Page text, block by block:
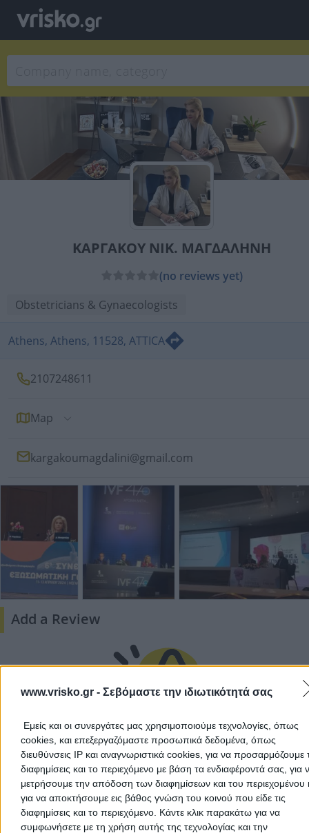
www.vrisko.gr - Σεβόμαστε την ιδιωτικότητά σας
Εμείς και οι συνεργάτες μας χρησιμοποιούμε τεχνολογίες, όπως
cookies, και επεξεργαζόμαστε προσωπικά δεδομένα, όπως
διευθύνσεις IP και αναγνωριστικά cookies, για να προσαρμόζουμε
διαφημίσεις και το περιεχόμενο με βάση τα ενδιαφέροντά σας, για
μετρήσουμε την απόδοση των διαφημίσεων και του περιεχομένου
για να αποκτήσουμε εις βάθος γνώση του κοινού που είδε τις
διαφημίσεις και το περιεχόμενο. Κάντε κλικ παρακάτω για να
συμφωνήσετε με τη χρήση αυτής της τεχνολογίας και την
ΚΑΡΓΑΚΟΥ ΝΙΚ. ΜΑΓΔΑΛΗΝΗ
(no reviews yet)
Obstetricians & Gynaecologists
Athens, Athens, 11528, ATTICA
2107248611
Map
kargakoumagdalini@gmail.com
Add a Review
There aren't any reviews yet
This professional has not received any reviews yet. Be the
first to share your experience and help other users
right choice!